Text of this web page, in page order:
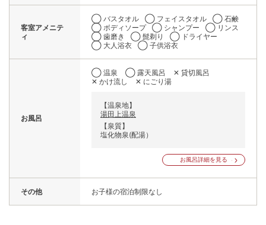
客室アメニテ
ィ
◯ バスタオル ◯ フェイスタオル
◯ 石鹸
◯ ボディソープ
◯ シャンプー
◯ リンス
◯ 歯磨き
◯ 髭剃り
◯ ドライヤー
◯ 大人浴衣
◯ 子供浴衣
お風呂
◯ 温泉 ◯ 露天風呂
✕ 貸切風呂
✕ かけ流し
✕ にごり湯
【温泉地】
湯田上温泉
【泉質】
塩化物泉(配湯）
お風呂詳細を見る
その他 お子様の宿泊制限なし